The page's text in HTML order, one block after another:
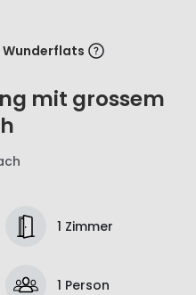
Wunderflats
mit grossem
1 Zimmer
1 Person